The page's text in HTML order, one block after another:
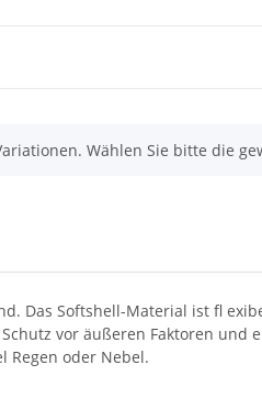
Wählen Sie bitte die
Das Softshell-Material ist fl
vor äußeren Faktoren und
Regen oder Nebel.